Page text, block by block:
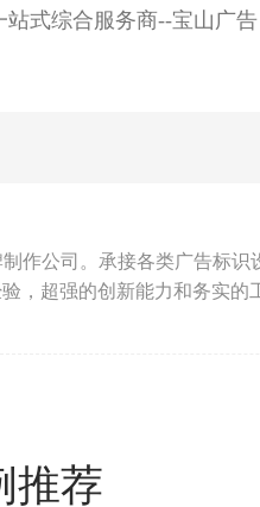
式综合服务商--宝山广告
作公司。承接各类广告标
，超强的创新能力和务实的
推荐